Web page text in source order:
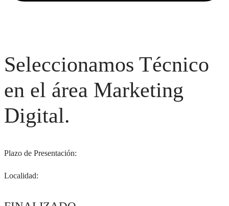
Seleccionamos Técnico
en el área Marketing
Digital.
Plazo de Presentación:
Localidad: